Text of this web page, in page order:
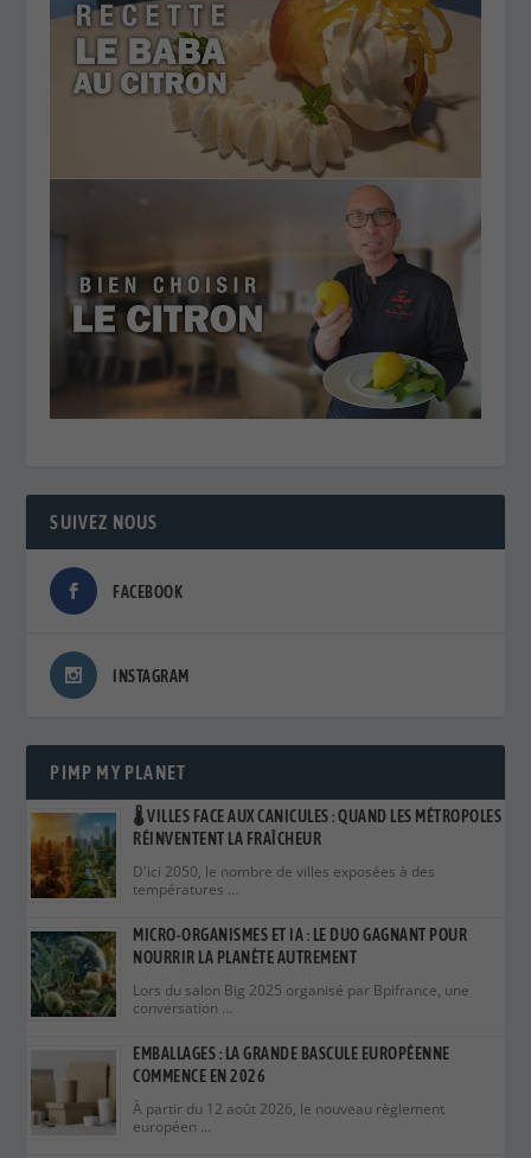
SUIVEZ NOUS
INSTAGRAM
PIMP MY PLANET
RÉINVENTENT LA FRAÎCHEUR
MICRO-ORGANISMES ET IA : LE DUO GAGNANT POUR
NOURRIR LA PLANÈTE AUTREMENT
Lors du salon Big 2025 organisé par Bpifrance, une
conversation …
EMBALLAGES : LA GRANDE BASCULE EUROPÉENNE
À partir du 12 août 2026, le nouveau règlement
européen …
PASSEPORT NUMÉRIQUE DES PRODUITS : CE QUE ÇA VA
En 2026, on parle beaucoup d’écologie, de circularité et
de …
⚖️ VICTOIRE JUDICIAIRE CONTRE LE GREENWASHING : LES